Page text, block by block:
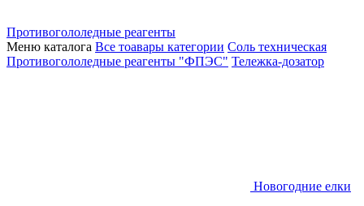
Противогололедные реагенты
Меню каталога Все тоавары категории Соль техническая
Противогололедные реагенты "ФПЭС" Тележка-дозатор
Новогодние елки